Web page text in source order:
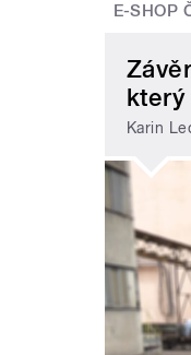
E-SHOP
který
Karin